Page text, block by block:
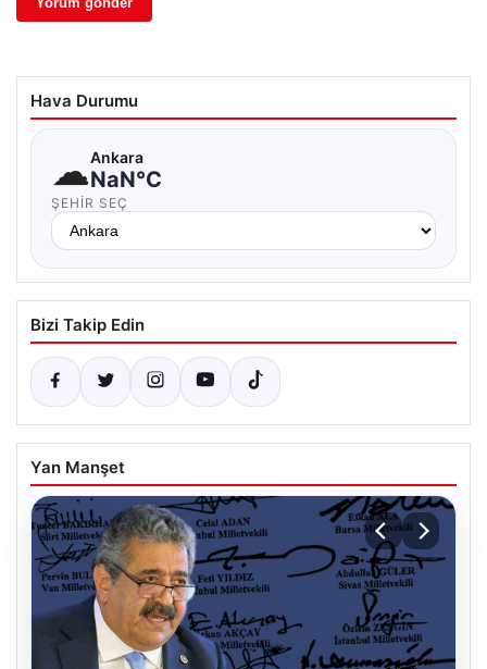
Hava Durumu
☁Ankara
NaN°C
ŞEHIR SEÇ
Bizi Takip Edin
Yan Manşet